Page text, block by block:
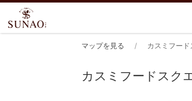
マップを見る カスミフー
カスミフードスク